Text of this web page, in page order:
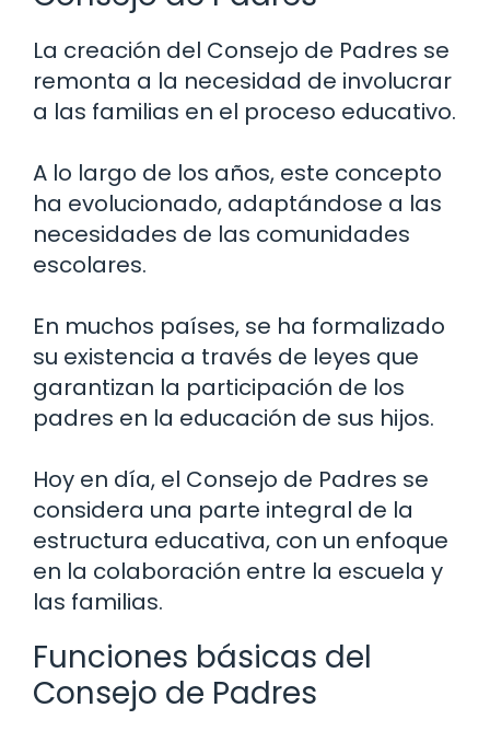
La creación del Consejo de Padres se
remonta a la necesidad de involucrar
a las familias en el proceso educativo.
A lo largo de los años, este concepto
ha evolucionado, adaptándose a las
necesidades de las comunidades
escolares.
En muchos países, se ha formalizado
su existencia a través de leyes que
garantizan la participación de los
padres en la educación de sus hijos.
Hoy en día, el Consejo de Padres se
considera una parte integral de la
estructura educativa, con un enfoque
en la colaboración entre la escuela y
las familias.
Funciones básicas del
Consejo de Padres